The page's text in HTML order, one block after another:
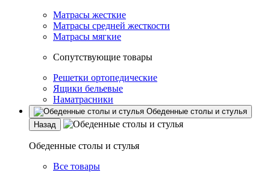
Матрасы жесткие
Матрасы средней жесткости
Матрасы мягкие
Сопутствующие товары
Решетки ортопедические
Ящики бельевые
Наматрасники
Обеденные столы и стулья
Назад
Обеденные столы и стулья
Все товары